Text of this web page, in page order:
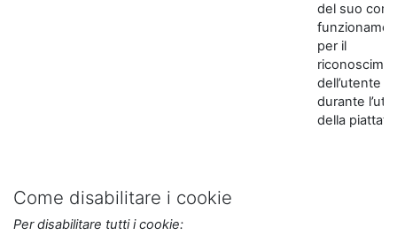
del suo
per il
dell’utente
durante
della
Come disabilitare i cookie
Per disabilitare tutti i cookie: